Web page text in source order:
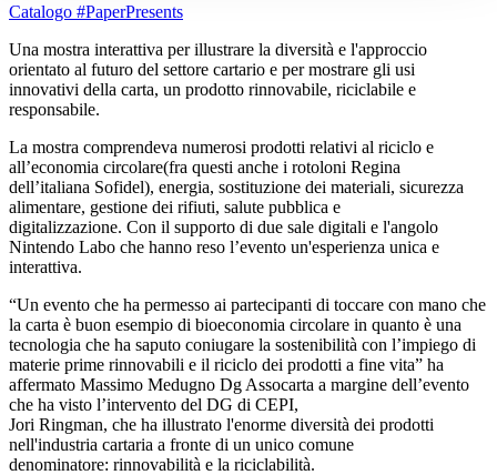
Catalogo #PaperPresents
Una mostra interattiva per illustrare la diversità e l'approccio
orientato al futuro del settore cartario e per mostrare gli usi
innovativi della carta, un prodotto rinnovabile, riciclabile e
responsabile.
La mostra comprendeva numerosi prodotti relativi al riciclo e
all’economia circolare(fra questi anche i rotoloni Regina
dell’italiana Sofidel), energia, sostituzione dei materiali, sicurezza
alimentare, gestione dei rifiuti, salute pubblica e
digitalizzazione. Con il supporto di due sale digitali e l'angolo
Nintendo Labo che hanno reso l’evento un'esperienza unica e
interattiva.
“Un evento che ha permesso ai partecipanti di toccare con mano che
la carta è buon esempio di bioeconomia circolare in quanto è una
tecnologia che ha saputo coniugare la sostenibilità con l’impiego di
materie prime rinnovabili e il riciclo dei prodotti a fine vita” ha
affermato Massimo Medugno Dg Assocarta a margine dell’evento
che ha visto l’intervento del DG di CEPI,
Jori Ringman, che ha illustrato l'enorme diversità dei prodotti
nell'industria cartaria a fronte di un unico comune
denominatore: rinnovabilità e la riciclabilità.